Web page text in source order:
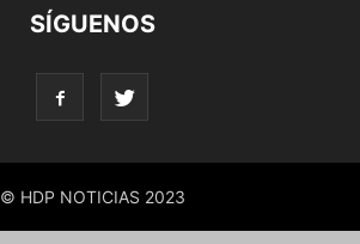
SÍGUENOS
© HDP NOTICIAS 2023